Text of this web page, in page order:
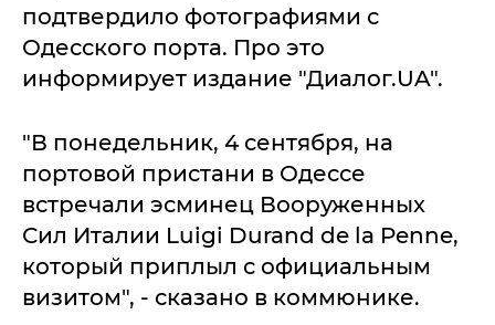
подтвердило фотографиями с
Одесского порта. Про это
информирует издание "Диалог.UA".
"В понедельник, 4 сентября, на
портовой пристани в Одессе
встречали эсминец Вооруженных
Сил Италии Luigi Durand de la Penne,
который приплыл с официальным
визитом", - сказано в коммюнике.